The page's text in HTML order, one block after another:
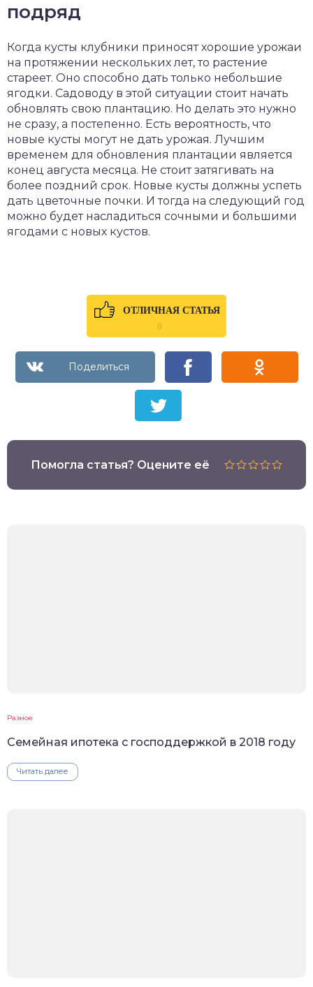
подряд
Когда кусты клубники приносят хорошие урожаи
на протяжении нескольких лет, то растение
стареет. Оно способно дать только небольшие
ягодки. Садоводу в этой ситуации стоит начать
обновлять свою плантацию. Но делать это нужно
не сразу, а постепенно. Есть вероятность, что
новые кусты могут не дать урожая. Лучшим
временем для обновления плантации является
конец августа месяца. Не стоит затягивать на
более поздний срок. Новые кусты должны успеть
дать цветочные почки. И тогда на следующий год
можно будет насладиться сочными и большими
ягодами с новых кустов.
ОТЛИЧНАЯ СТАТЬЯ
0
Помогла статья? Оцените её
Разное
Семейная ипотека с господдержкой в 2018 году
Читать далее